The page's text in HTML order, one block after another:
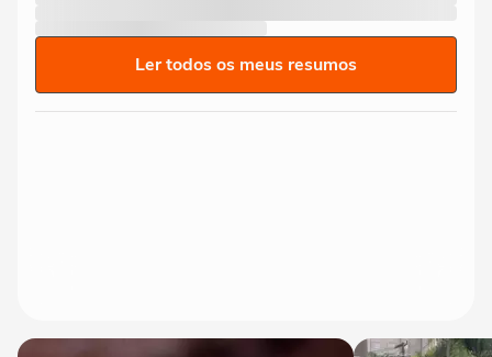
Ler todos os meus resumos